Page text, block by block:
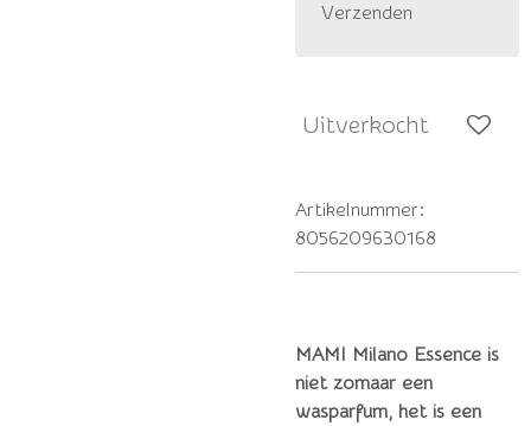
Verzenden
Uitverkocht
Artikelnummer:
8056209630168
MAMI Milano Essence is
niet zomaar een
wasparfum, het is een